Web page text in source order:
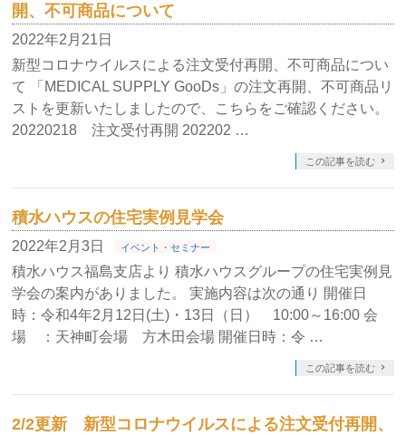
開、不可商品について
2022年2月21日
新型コロナウイルスによる注文受付再開、不可商品につい
て 「MEDICAL SUPPLY GooDs」の注文再開、不可商品リ
ストを更新いたしましたので、こちらをご確認ください。
20220218 注文受付再開 202202 …
この記事を読む
積水ハウスの住宅実例見学会
2022年2月3日 イベント・セミナー
積水ハウス福島支店より 積水ハウスグループの住宅実例見
学会の案内がありました。 実施内容は次の通り 開催日
時：令和4年2月12日(土)・13日（日） 10:00～16:00 会
場 ：天神町会場 方木田会場 開催日時：令 …
この記事を読む
2/2更新 新型コロナウイルスによる注文受付再開、